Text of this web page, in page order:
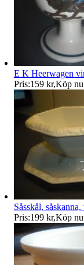
E K Heerwagen
Pris:159 kr,Köp nu
Såsskål,
Pris:199 kr,Köp nu